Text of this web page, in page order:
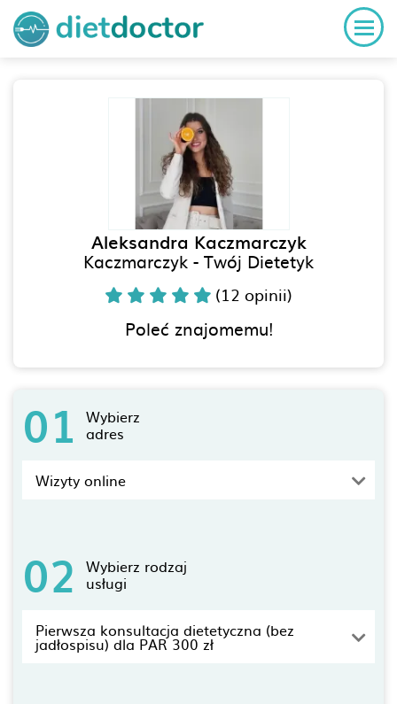
Aleksandra Kaczmarczyk
Kaczmarczyk - Twój Dietetyk
(12 opinii)
Poleć znajomemu!
01 Wybierz
adres
Wizyty online
02 Wybierz rodzaj
usługi
Pierwsza konsultacja dietetyczna (bez
jadłospisu) dla PAR 300 zł